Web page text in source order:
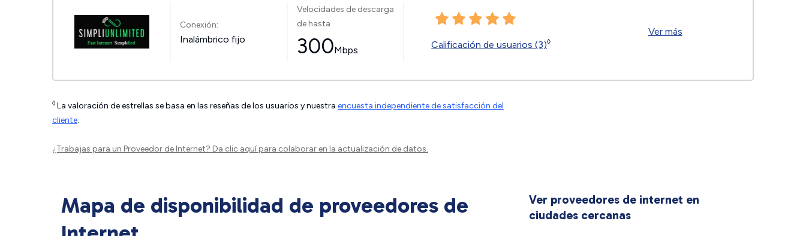
Conexión:
Inalámbrico fijo
Velocidades de descarga
de hasta
300Mbps Calificación de usuarios (3)◊
Ver más
◊ La valoración de estrellas se basa en las reseñas de los usuarios y nuestra encuesta independiente de satisfacción del
cliente.
¿Trabajas para un Proveedor de Internet? Da clic aquípara colaborar en la actualización de datos.
Mapa de disponibilidad de proveedores de
Ver proveedores de internet en
ciudades cercanas